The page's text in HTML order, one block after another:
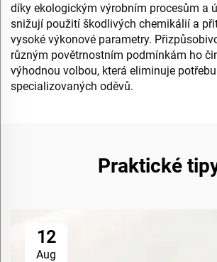
díky ekologickým výrobním procesům a
snižují použití škodlivých chemikálií a
vysoké výkonové parametry.
různým povětrnostním podmínkám ho
výhodnou volbou, která eliminuje
specializovaných oděvů.
Praktické
12
Aug